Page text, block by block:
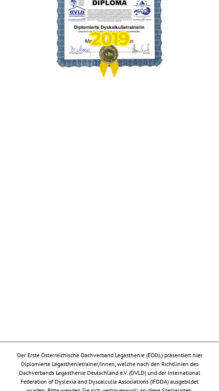
Der Erste Österreichische Dachverband Legasthenie (EÖDL) präsentiert hier
Diplomierte Legasthenietrainer/innen, welche nach den Richtlinien des
Dachverbands Legasthenie Deutschland e.V. (DVLD) und der International
Federation of Dyslexia and Dyscalculia Associations (IFDDA) ausgebildet